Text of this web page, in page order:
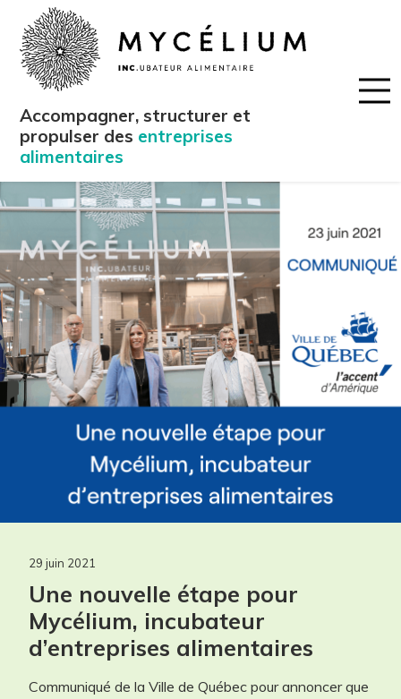
maintenant!
Accompagner, structurer et
propulser des entreprises
alimentaires
29 juin 2021
Une nouvelle étape pour
Mycélium, incubateur
d’entreprises alimentaires
Communiqué de la Ville de Québec pour annoncer que